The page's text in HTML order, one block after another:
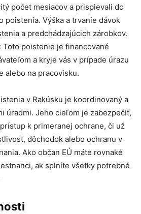
počet mesiacov a prispievali do
poistenia. Výška a trvanie dávok
a predchádzajúcich zárobkov.
: Toto poistenie je financované
a kryje vás v prípade úrazu
alebo na pracovisku.
v Rakúsku je koordinovaný a
úradmi. Jeho cieľom je zabezpečiť,
k primeranej ochrane, či už
dôchodok alebo ochranu v
Ako občan EÚ máte rovnaké
ak splníte všetky potrebné